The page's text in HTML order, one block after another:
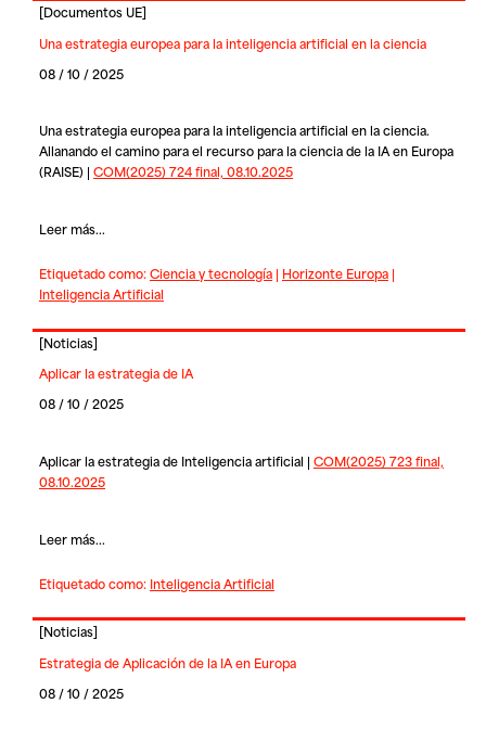
[Documentos UE]
Una estrategia europea para la inteligencia artificial en la ciencia
08 / 10 / 2025
Una estrategia europea para la inteligencia artificial en la ciencia.
Allanando el camino para el recurso para la ciencia de la IA en Europa
(RAISE) | COM(2025) 724 final, 08.10.2025
Leer más...
Etiquetado como:Ciencia y tecnología| Horizonte Europa|
Inteligencia Artificial
[Noticias]
Aplicar la estrategia de IA
08 / 10 / 2025
Aplicar la estrategia de Inteligencia artificial | COM(2025) 723 final,
08.10.2025
Leer más...
Etiquetado como: Inteligencia Artificial
[Noticias]
Estrategia de Aplicación de la IA en Europa
08 / 10 / 2025